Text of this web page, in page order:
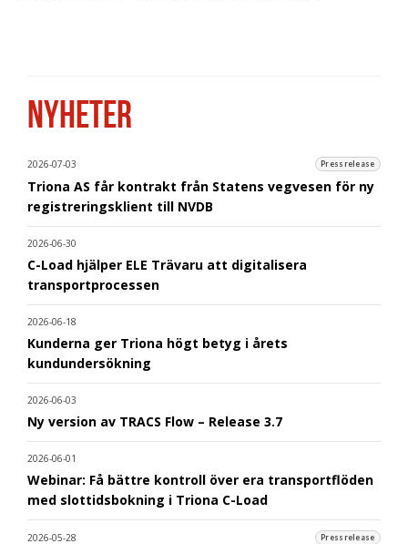
NYHETER
2026-07-03 Pressrelease
Triona AS får kontrakt från Statens vegvesen för ny
registreringsklient till NVDB
2026-06-30
C-Load hjälper ELE Trävaru att digitalisera
transportprocessen
2026-06-18
Kunderna ger Triona högt betyg i årets
kundundersökning
2026-06-03
Ny version av TRACS Flow – Release 3.7
2026-06-01
Webinar: Få bättre kontroll över era transportflöden
med slottidsbokning i Triona C-Load
2026-05-28 Pressrelease